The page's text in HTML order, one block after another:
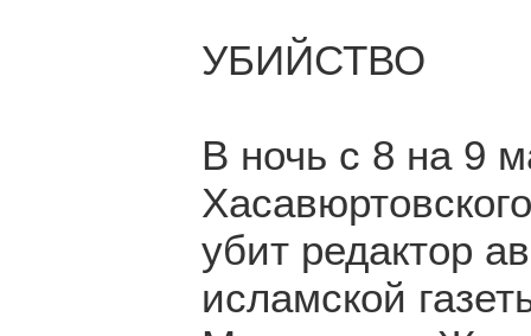
УБИЙСТВО
В ночь с 8 на 9
убит редактор
исламской